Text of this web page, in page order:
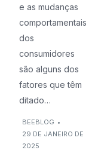
e as mudanças
comportamentais
dos
consumidores
são alguns dos
fatores que têm
ditado…
BEEBLOG •
29 DE JANEIRO DE
2025